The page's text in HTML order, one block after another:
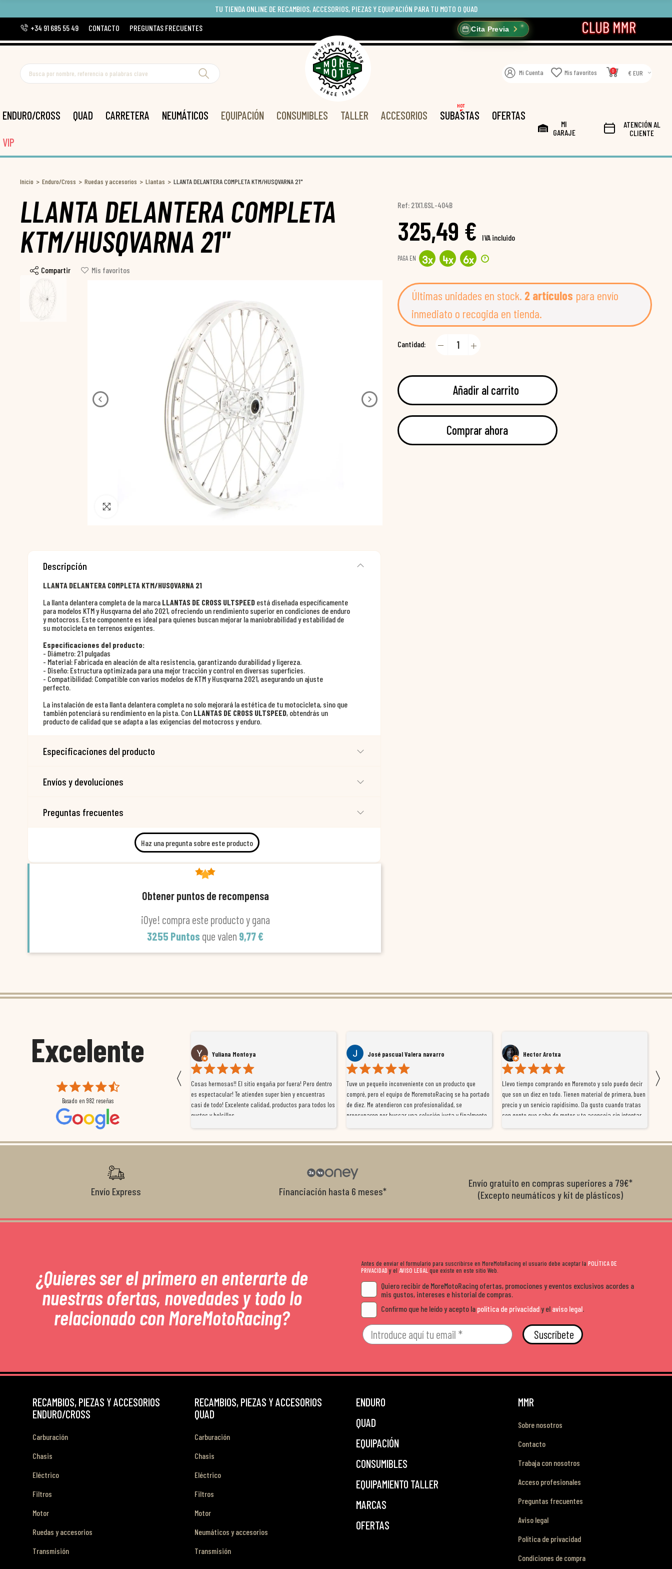
TU TIENDA ONLINE DE RECAMBIOS, ACCESORIOS, PIEZAS Y EQUIPACIÓN PARA TU MOTO O QUAD
+34 91 685 55 49
CONTACTO PREGUNTAS FRECUENTES Cita Previa
Mi Cuenta Mis favoritos 0 € EUR
ENDURO/CROSS QUAD CARRETERA NEUMÁTICOS EQUIPACIÓN CONSUMIBLES TALLER ACCESORIOS SUBASTAS
HOT
OFERTAS
VIP
MI
GARAJE
ATENCIÓN AL
CLIENTE
Inicio Enduro/Cross Ruedas y accesorios Llantas LLANTA DELANTERA COMPLETA KTM/HUSQVARNA 21"
LLANTA DELANTERA COMPLETA
KTM/HUSQVARNA 21"
Compartir Mis favoritos
Ref: 21X1.6SL-404B
325,49 € IVA incluido
PAGA EN 3x 4x 6x ?
Últimas unidades en stock. 2 artículos para envío
inmediato o recogida en tienda.
Cantidad:
Añadir al carrito
Comprar ahora
Descripción
LLANTA DELANTERA COMPLETA KTM/HUSQVARNA 21
La llanta delantera completa de la marca LLANTAS DE CROSS ULTSPEED está diseñada específicamente
para modelos KTM y Husqvarna del año 2021, ofreciendo un rendimiento superior en condiciones de enduro
y motocross. Este componente es ideal para quienes buscan mejorar la maniobrabilidad y estabilidad de
su motocicleta en terrenos exigentes.
Especificaciones del producto:
- Diámetro: 21 pulgadas
- Material: Fabricada en aleación de alta resistencia, garantizando durabilidad y ligereza.
- Diseño: Estructura optimizada para una mejor tracción y control en diversas superficies.
- Compatibilidad: Compatible con varios modelos de KTM y Husqvarna 2021, asegurando un ajuste
perfecto.
La instalación de esta llanta delantera completa no solo mejorará la estética de tu motocicleta, sino que
también potenciará su rendimiento en la pista. Con LLANTAS DE CROSS ULTSPEED, obtendrás un
producto de calidad que se adapta a las exigencias del motocross y enduro.
Especificaciones del producto
Envíos y devoluciones
Preguntas frecuentes
Haz una pregunta sobre este producto
Obtener puntos de recompensa
¡Oye! compra este producto y gana
3255 Puntos que valen 9,77 €
Excelente
Basado en 982 reseñas
〈
Susana García Luis
Magnífica atención al cliente. Tuvimos un pequeño
retraso en el pedido y desde el minuto uno se
preocuparon por ayudarnos en todo. Gracias a Sergio,
magnífico gestor... atento, amable, un servicio de 10.
Gracias de nuevo por todo!
Yuliana Montoya
Cosas hermosas!! El sitio engaña por fuera! Pero dentro
es espectacular! Te atienden super bien y encuentras
casi de todo! Excelente calidad, productos para todos los
gustos y bolsillos
José pascual Valera navarro
Tuve un pequeño inconveniente con un producto que
compré, pero el equipo de MoremotoRacing se ha portado
de diez. Me atendieron con profesionalidad, se
preocuparon por buscar una solución justa y finalmente
con el cliente, y me ofrecieron unas condiciones de
recomendables.
Hector Arotxa
Llevo tiempo comprando en Moremoto y solo puedo decir
que son un diez en todo. Tienen material de primera, buen
precio y un servicio rapidísimo. Da gusto cuando tratas
con gente que sabe de motos y te aconseja sin intentar
el cliente y que disfrutan lo que hacen. Si te gusta la
años
〉
Envío Express Financiación hasta 6 meses*
Envío gratuito en compras superiores a 79€*
(Excepto neumáticos y kit de plásticos)
¿Quieres ser el primero en enterarte de
nuestras ofertas, novedades y todo lo
relacionado con MoreMotoRacing?
Antes de enviar el formulario para suscribirse en MoreMotoRacing el usuario debe aceptar la POLÍTICA DE
PRIVACIDADy el AVISO LEGALque existe en este sitio Web.
Quiero recibir de MoreMotoRacing ofertas, promociones y eventos exclusivos acordes a
mis gustos, intereses e historial de compras.
Confirmo que he leído y acepto la política de privacidady el aviso legal.
Suscríbete
RECAMBIOS, PIEZAS Y ACCESORIOS
ENDURO/CROSS
Carburación
Chasis
Eléctrico
Filtros
Motor
Ruedas y accesorios
Transmisión
RECAMBIOS, PIEZAS Y ACCESORIOS
QUAD
Carburación
Chasis
Eléctrico
Filtros
Motor
Neumáticos y accesorios
Transmisión
ENDURO
QUAD
EQUIPACIÓN
CONSUMIBLES
EQUIPAMIENTO TALLER
MARCAS
OFERTAS
MMR
Sobre nosotros
Contacto
Trabaja con nosotros
Acceso profesionales
Preguntas frecuentes
Aviso legal
Política de privacidad
Condiciones de compra